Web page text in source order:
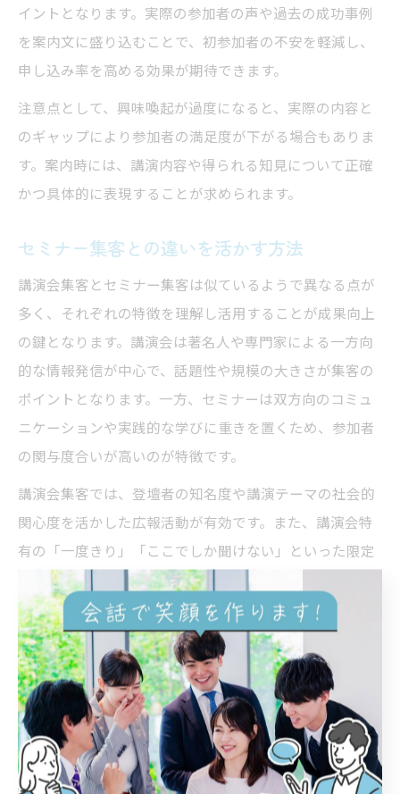
イントとなります。実際の参加者の声や過去の成功事例
を案内文に盛り込むことで、初参加者の不安を軽減し、
申し込み率を高める効果が期待できます。
注意点として、興味喚起が過度になると、実際の内容と
のギャップにより参加者の満足度が下がる場合もありま
す。案内時には、講演内容や得られる知見について正確
かつ具体的に表現することが求められます。
セミナー集客との違いを活かす方法
講演会集客とセミナー集客は似ているようで異なる点が
多く、それぞれの特徴を理解し活用することが成果向上
の鍵となります。講演会は著名人や専門家による一方向
的な情報発信が中心で、話題性や規模の大きさが集客の
ポイントとなります。一方、セミナーは双方向のコミュ
ニケーションや実践的な学びに重きを置くため、参加者
の関与度合いが高いのが特徴です。
講演会集客では、登壇者の知名度や講演テーマの社会的
関心度を活かした広報活動が有効です。また、講演会特
有の「一度きり」「ここでしか聞けない」といった限定
感の演出や、会場の雰囲気作りも重要な要素です。セミ
ナーとの違いを意識し、講演会ならではの体験価値を強
調しましょう。
ただし、講演会であっても参加者の質問や意見を取り入
れる時間を設けるなど、参加者満足度を高める工夫も忘
れてはいけません。セミナー集客で得られたノウハウも
柔軟に応用することが成功への近道です。